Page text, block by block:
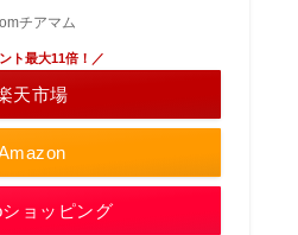
チアマム
ト最大11倍！／
天市場
ョッピング